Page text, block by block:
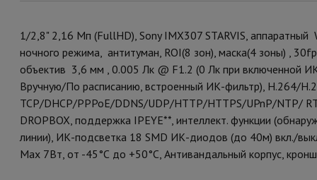
1/2,8" 2,16 Мп (FullHD), Sony IMX307 STARVIS,
ночного режима, антитуман, ROI(8 зон), маска(4 зоны) ,
объектив 3,6 мм , 0.005 Лк @ F1.2 (0 Лк при включенной
Вручную/По расписанию, встроенный ИК-фильтр), Н.264/
TCP/DHCP/PPPoE/DDNS/UDP/HTTP/HTTPS/UPnP/NTP/
DROPBOX, поддержка IPEYE**, интеллект. функции
линии), ИК-подсветка 18 SMD ИК-диодов (до 40м) вкл./
Мах 7Вт, от -45°С до +50°С, Антивандальный корпус,